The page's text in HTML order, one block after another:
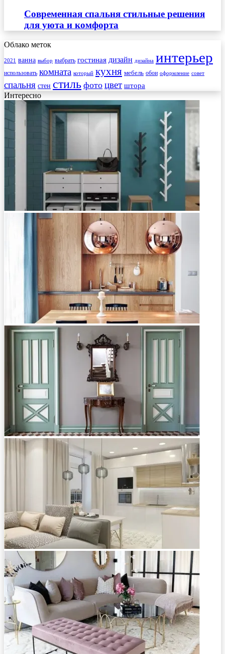
Современная спальня стильные решения
для уюта и комфорта
Облако меток
2021 ванна выбор выбрать гостиная дизайн дизайна интерьер
использовать комната который кухня мебель обои оформление совет
спальня стен стиль фото цвет штора
Интересно